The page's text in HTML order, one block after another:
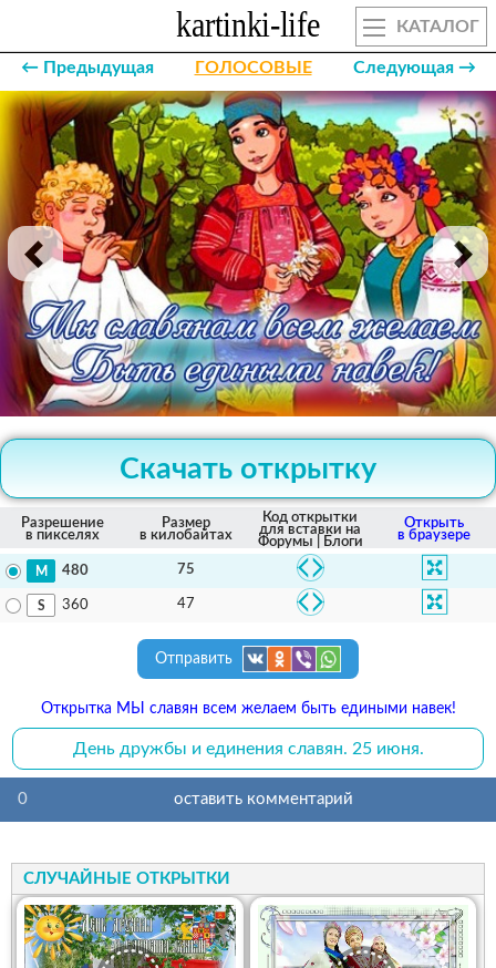
КАТАЛОГ
← Предыдущая ГОЛОСОВЫЕ Следующая →
Скачать открытку
Разрешение
в пикселях
Размер
в килобайтах
Код открытки
для вставки на
Форумы | Блоги
Открыть
в браузере
480 75
360 47
Отправить
Открытка МЫ славян всем желаем быть едиными навек!
День дружбы и единения славян. 25 июня.
0 оставить комментарий
СЛУЧАЙНЫЕ ОТКРЫТКИ